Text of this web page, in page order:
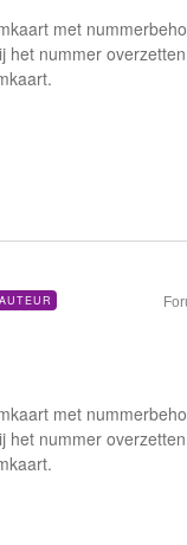
met
het nummer
AUTEUR
met
het nummer